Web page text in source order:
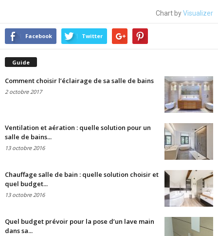
Chart byVisualizer
Facebook Twitter
Guide
Comment choisir l’éclairage de sa salle de bains
2 octobre 2017
Ventilation et aération : quelle solution pour un
salle de bains...
13 octobre 2016
Chauffage salle de bain : quelle solution choisir et
quel budget...
13 octobre 2016
Quel budget prévoir pour la pose d’un lave main
dans sa...